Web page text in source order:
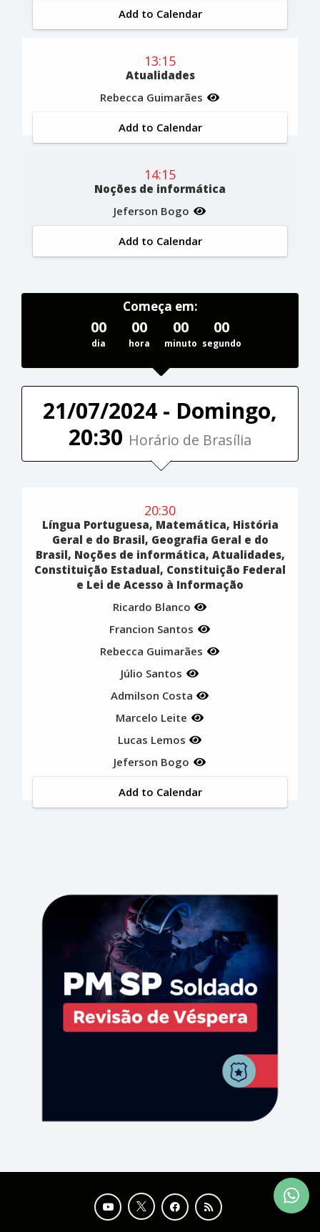
Add to Calendar
13:15
Atualidades
Rebecca Guimarães
Add to Calendar
14:15
Noções de informática
Jeferson Bogo
Add to Calendar
Começa em:
00
dia
00
hora
00
minuto
00
segundo
21/07/2024 - Domingo,
20:30 Horário de Brasília
20:30
Língua Portuguesa, Matemática, História
Geral e do Brasil, Geografia Geral e do
Brasil, Noções de informática, Atualidades,
Constituição Estadual, Constituição Federal
e Lei de Acesso à Informação
Ricardo Blanco
Francion Santos
Rebecca Guimarães
Júlio Santos
Admilson Costa
Marcelo Leite
Lucas Lemos
Jeferson Bogo
Add to Calendar